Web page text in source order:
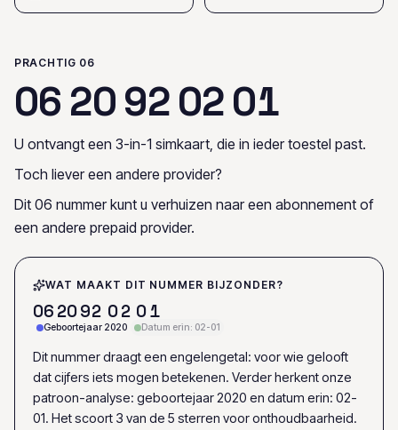
PRACHTIG 06
06 20920201
U ontvangt een 3-in-1 simkaart, die in ieder toestel past.
Toch liever een andere provider?
Dit 06 nummer kunt u verhuizen naar een abonnement of
een andere prepaid provider.
WAT MAAKT DIT NUMMER BIJZONDER?
06 2092 02 01
Geboortejaar 2020 Datum erin: 02-01
Dit nummer draagt een engelengetal: voor wie gelooft
dat cijfers iets mogen betekenen. Verder herkent onze
patroon-analyse: geboortejaar 2020 en datum erin: 02-
01. Het scoort 3 van de 5 sterren voor onthoudbaarheid.